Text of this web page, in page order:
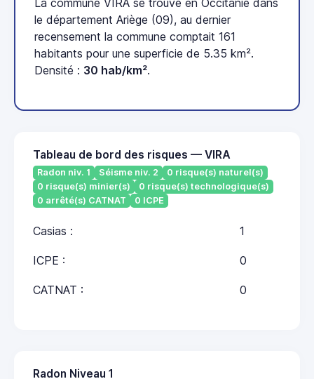
La commune VIRA se trouve en Occitanie dans
le département Ariège (09), au dernier
recensement la commune comptait 161
habitants pour une superficie de 5.35 km².
Densité : 30 hab/km².
Tableau de bord des risques — VIRA
Radon niv. 1 Séisme niv. 2
0 risque(s) naturel(s)
0 risque(s) minier(s)
0 risque(s) technologique(s)
0 arrêté(s) CATNAT
0 ICPE
Casias : 1
ICPE : 0
CATNAT : 0
Radon Niveau 1